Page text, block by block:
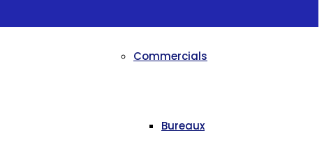
Commercials
Bureaux